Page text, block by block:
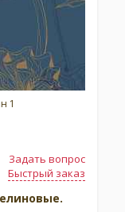
1
Задать вопрос
Быстрый заказ